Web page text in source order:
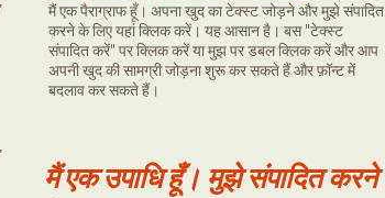
मैं एक पैराग्राफ हूँ। अपना खुद का टेक्स्ट जोड़ने और मुझे संपादित
करने के लिए यहां क्लिक करें। यह आसान है। बस "टेक्स्ट
संपादित करें" पर क्लिक करें या मुझ पर डबल क्लिक करें और आप
अपनी खुद की सामग्री जोड़ना शुरू कर सकते हैं और फ़ॉन्ट में
बदलाव कर सकते हैं।
मैं एक उपाधि हूँ। मुझे संपादित करने